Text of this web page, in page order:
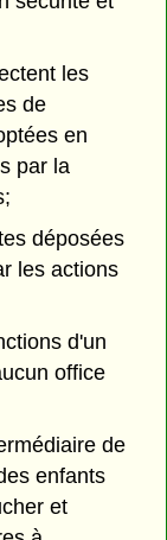
les
de
en
par la
déposées
les actions
d'un
office
de
enfants
et